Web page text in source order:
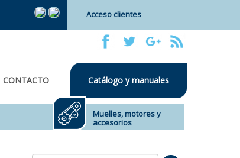
Acceso clientes
CONTACTO Catálogo y manuales
Muelles, motores y
accesorios